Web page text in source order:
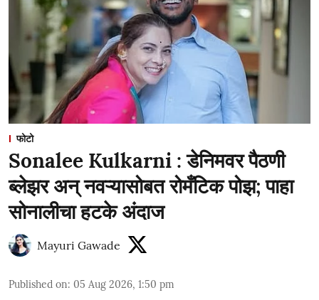
फोटो
Sonalee Kulkarni : डेनिमवर पैठणी
ब्लेझर अन् नवऱ्यासोबत रोमँटिक पोझ; पाहा
सोनालीचा हटके अंदाज
Mayuri Gawade
Published on: 05 Aug 2026, 1:50 pm